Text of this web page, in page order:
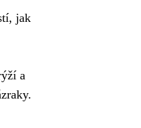
jak
a